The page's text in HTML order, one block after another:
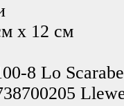
x 12 см
8 Lo